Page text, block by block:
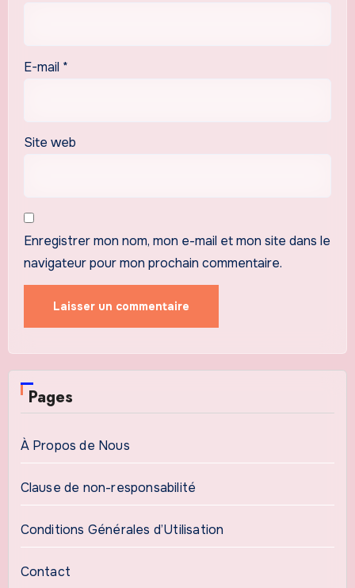
E-mail *
Site web
Enregistrer mon nom, mon e-mail et mon site dans le
navigateur pour mon prochain commentaire.
Pages
À Propos de Nous
Clause de non-responsabilité
Conditions Générales d’Utilisation
Contact